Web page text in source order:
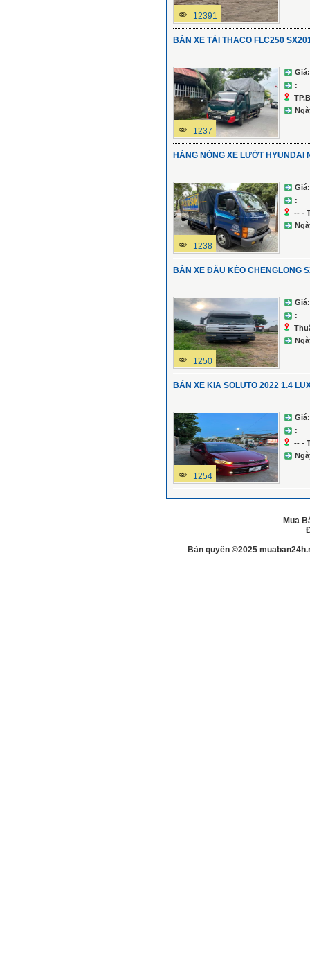
12391
BÁN XE TẢI THACO FLC250
1237
Giá:
:
HÀNG NÓNG XE LƯỚT HYUNDAI
1238
Giá:
:
-- -
BÁN XE ĐẦU KÉO CHENGLONG
1250
Giá:
:
BÁN XE KIA SOLUTO 2022 1.4
1254
Giá:
:
-- -
Mua
Bản quyền ©2025